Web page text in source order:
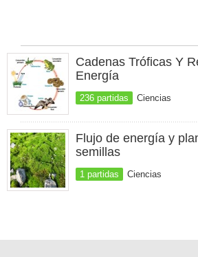
Cadenas Tróficas Y
Energía
236 partidas Ciencias
Flujo de energía y
semillas
1 partidas Ciencias